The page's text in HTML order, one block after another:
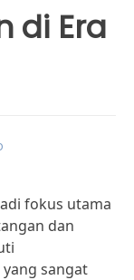
di Era
fokus utama
dan
sangat